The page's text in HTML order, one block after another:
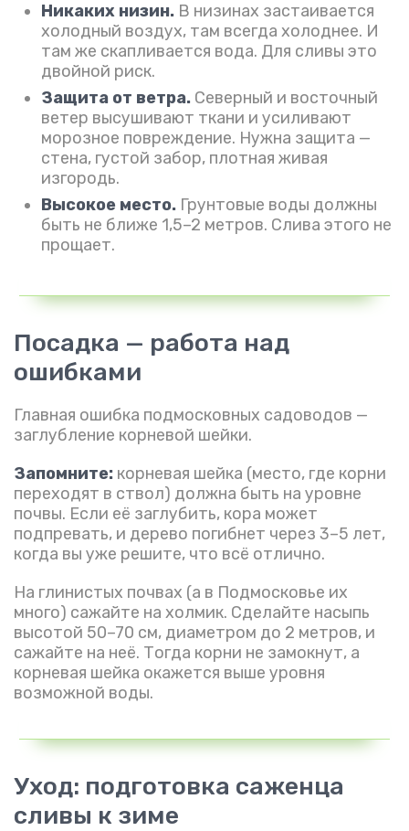
Никаких низин. В низинах застаивается
холодный воздух, там всегда холоднее. И
там же скапливается вода. Для сливы это
двойной риск.
Защита от ветра. Северный и восточный
ветер высушивают ткани и усиливают
морозное повреждение. Нужна защита —
стена, густой забор, плотная живая
изгородь.
Высокое место. Грунтовые воды должны
быть не ближе 1,5–2 метров. Слива этого не
прощает.
Посадка — работа над
ошибками
Главная ошибка подмосковных садоводов —
заглубление корневой шейки.
Запомните: корневая шейка (место, где корни
переходят в ствол) должна быть на уровне
почвы. Если её заглубить, кора может
подпревать, и дерево погибнет через 3–5 лет,
когда вы уже решите, что всё отлично.
На глинистых почвах (а в Подмосковье их
много) сажайте на холмик. Сделайте насыпь
высотой 50–70 см, диаметром до 2 метров, и
сажайте на неё. Тогда корни не замокнут, а
корневая шейка окажется выше уровня
возможной воды.
Уход: подготовка саженца
сливы к зиме